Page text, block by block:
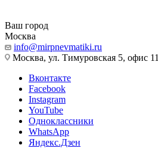
Ваш город
Москва
info@mirpnevmatiki.ru
Москва, ул. Тимуровская 5, офис 11
Вконтакте
Facebook
Instagram
YouTube
Одноклассники
WhatsApp
Яндекс.Дзен